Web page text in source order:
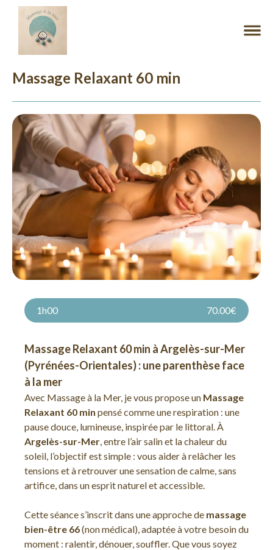
Massage Relaxant 60 min
1h00 70.00€
Massage Relaxant 60 min à Argelès-sur-Mer
(Pyrénées-Orientales) : une parenthèse face
à la mer
Avec Massage à la Mer, je vous propose un Massage
Relaxant 60 min pensé comme une respiration : une
pause douce, lumineuse, inspirée par le littoral. À
Argelès-sur-Mer, entre l’air salin et la chaleur du
soleil, l’objectif est simple : vous aider à relâcher les
tensions et à retrouver une sensation de calme, sans
artifice, dans un esprit naturel et accessible.
Cette séance s’inscrit dans une approche de massage
bien-être 66(non médical), adaptée à votre besoin du
moment : ralentir, dénouer, souffler. Que vous soyez